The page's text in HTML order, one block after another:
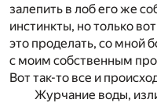
залепить в лоб его же
инстинкты, но только
это проделать, со мной
с моим собственным
Вот так-то все и
Журчание воды,